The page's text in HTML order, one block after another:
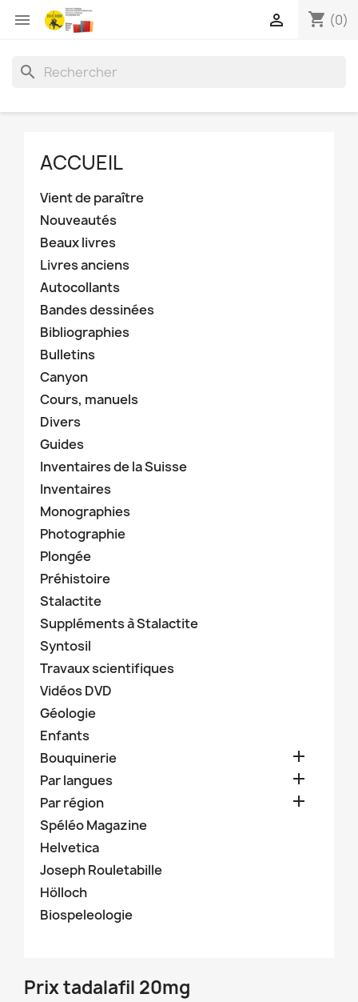
 shopping_cart (0)

search
ACCUEIL
Vient de paraître
Nouveautés
Beaux livres
Livres anciens
Autocollants
Bandes dessinées
Bibliographies
Bulletins
Canyon
Cours, manuels
Divers
Guides
Inventaires de la Suisse
Inventaires
Monographies
Photographie
Plongée
Préhistoire
Stalactite
Suppléments à Stalactite
Syntosil
Travaux scientifiques
Vidéos DVD
Géologie
Enfants
Bouquinerie

Par langues 
Par région 
Spéléo Magazine
Helvetica
Joseph Rouletabille
Hölloch
Biospeleologie
Prix tadalafil 20mg